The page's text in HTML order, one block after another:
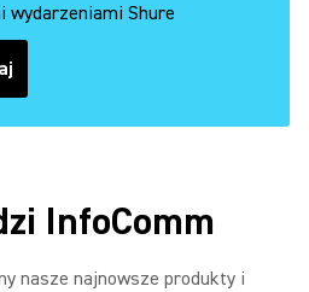
wydarzeniami Shure
InfoComm
nasze najnowsze produkty i